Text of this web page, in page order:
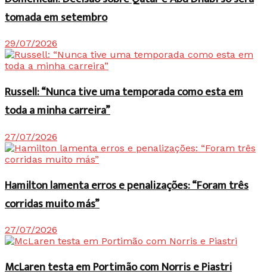
tomada em setembro
29/07/2026
Russell: “Nunca tive uma temporada como esta em
toda a minha carreira”
27/07/2026
Hamilton lamenta erros e penalizações: “Foram três
corridas muito más”
27/07/2026
McLaren testa em Portimão com Norris e Piastri